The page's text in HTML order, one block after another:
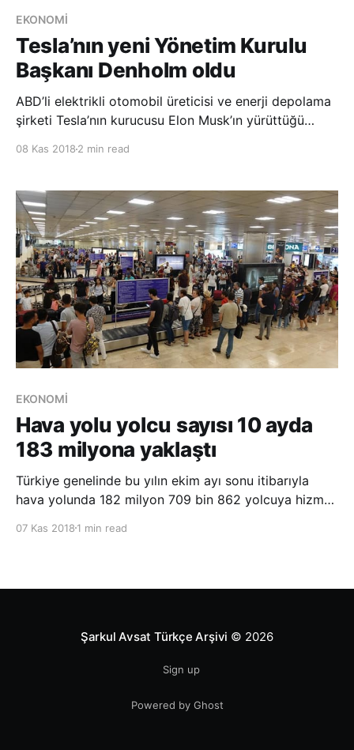
EKONOMİ
Tesla’nın yeni Yönetim Kurulu
Başkanı Denholm oldu
ABD’li elektrikli otomobil üreticisi ve enerji depolama
şirketi Tesla’nın kurucusu Elon Musk’ın yürüttüğü
yols
08 Kas 2018 2 min read
EKONOMİ
Hava yolu yolcu sayısı 10 ayda
183 milyona yaklaştı
Türkiye genelinde bu yılın ekim ayı sonu itibarıyla
hava yolunda 182 milyon 709 bin 862 yolcuya hizmet
Genel Müdürlüğü, ekim ayına ilişkin hava yolu, uçak
07 Kas 2018 1 min read
Şarkul Avsat Türkçe Arşivi © 2026
Sign up
Powered by Ghost